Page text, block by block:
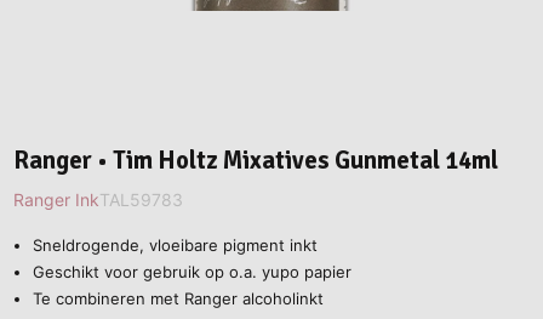
Ranger • Tim Holtz Mixatives Gunmetal 14ml
Ranger InkTAL59783
Sneldrogende, vloeibare pigment inkt
Geschikt voor gebruik op o.a. yupo papier
Te combineren met Ranger alcoholinkt